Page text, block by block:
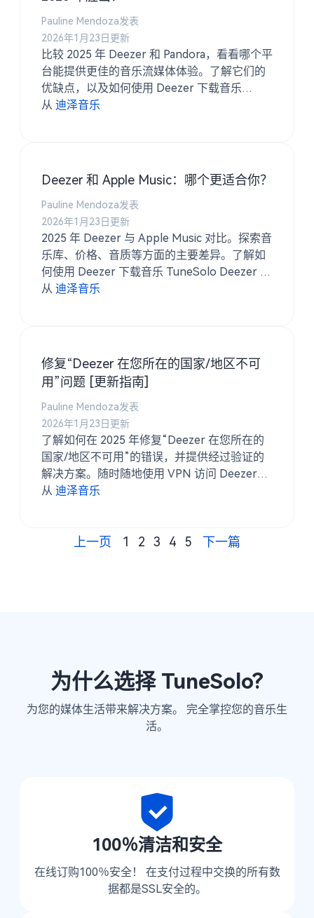
Pauline Mendoza发表
2026年1月23日更新
比较 2025 年 Deezer 和 Pandora，看看哪个平
台能提供更佳的音乐流媒体体验。了解它们的
优缺点，以及如何使用 Deezer 下载音乐
TuneSolo.
从 迪泽音乐
Deezer 和 Apple Music：哪个更适合你？
Pauline Mendoza发表
2026年1月23日更新
2025 年 Deezer 与 Apple Music 对比。探索音
乐库、价格、音质等方面的主要差异。了解如
何使用 Deezer 下载音乐 TuneSolo Deezer 音
乐转换器。
从 迪泽音乐
修复“Deezer 在您所在的国家/地区不可
用”问题 [更新指南]
Pauline Mendoza发表
2026年1月23日更新
了解如何在 2025 年修复“Deezer 在您所在的
国家/地区不可用”的错误，并提供经过验证的
解决方案。随时随地使用 VPN 访问 Deezer，
或使用 TuneSolo.
从 迪泽音乐
上一页 1 2 3 4 5 下一篇
为什么选择 TuneSolo?
为您的媒体生活带来解决方案。 完全掌控您的音乐生
活。
100％清洁和安全
在线订购100％安全！ 在支付过程中交换的所有数
据都是SSL安全的。